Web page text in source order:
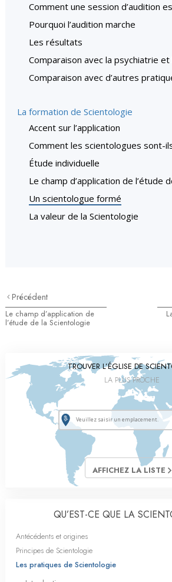
Comment une session d’audition
Pourquoi l’audition marche
Les résultats
Comparaison avec la psychiatrie et
Comparaison avec d’autres
La formation de Scientologie
Accent sur l’application
Comment les scientologues sont-
Étude individuelle
Le champ d’application de l’étude
Un scientologue formé
La valeur de la Scientologie
Précédent
Le champ d’application de
l’étude de la Scientologie
TROUVER L’ÉGLISE DE
LA PLUS PROCHE
AFFICHEZ LA LISTE
QU’EST-CE QUE LA
Antécédents et origines
Principes de Scientologie
Les pratiques de Scientologie